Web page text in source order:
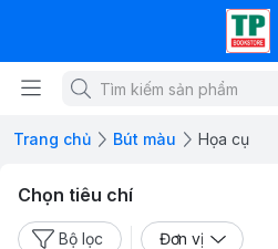
Trang chủ Bút màu Họa cụ
Chọn tiêu chí
Bộ lọc Đơn vị